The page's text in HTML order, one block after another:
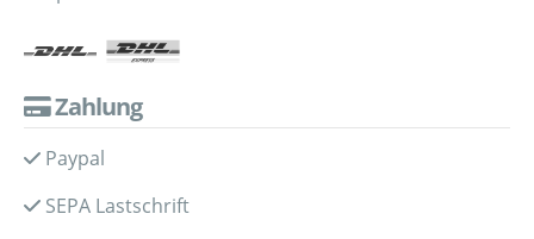
Zahlung
Paypal
SEPA Lastschrift